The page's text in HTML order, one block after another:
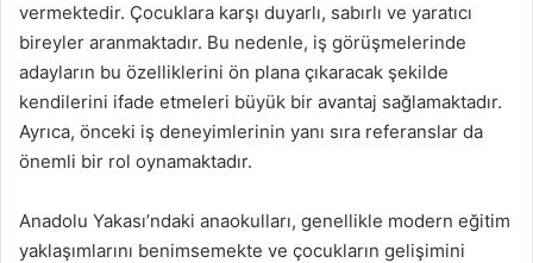
vermektedir. Çocuklara karşı duyarlı, sabırlı ve yaratıcı
bireyler aranmaktadır. Bu nedenle, iş görüşmelerinde
adayların bu özelliklerini ön plana çıkaracak şekilde
kendilerini ifade etmeleri büyük bir avantaj sağlamaktadır.
Ayrıca, önceki iş deneyimlerinin yanı sıra referanslar da
önemli bir rol oynamaktadır.
Anadolu Yakası’ndaki anaokulları, genellikle modern eğitim
yaklaşımlarını benimsemekte ve çocukların gelişimini